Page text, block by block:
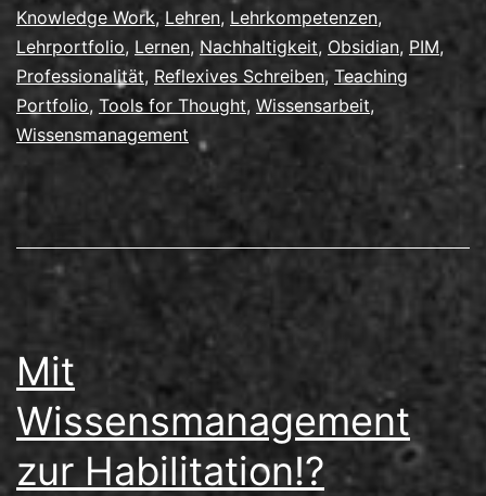
Knowledge Work, Lehren, Lehrkompetenzen,
Lehrportfolio, Lernen, Nachhaltigkeit, Obsidian, PIM,
Professionalität, Reflexives Schreiben, Teaching
Portfolio, Tools for Thought, Wissensarbeit,
Wissensmanagement
Mit
Wissensmanagement
zur Habilitation!?